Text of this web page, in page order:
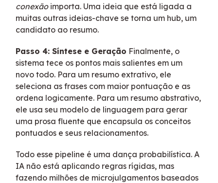
conexãoimporta. Uma ideia que está ligada a
muitas outras ideias-chave se torna um hub, um
candidato ao resumo.
Passo 4: Síntese e Geração Finalmente, o
sistema tece os pontos mais salientes em um
novo todo. Para um resumo extrativo, ele
seleciona as frases com maior pontuação e as
ordena logicamente. Para um resumo abstrativo,
ele usa seu modelo de linguagem para gerar
uma prosa fluente que encapsula os conceitos
pontuados e seus relacionamentos.
Todo esse pipeline é uma dança probabilística. A
IA não está aplicando regras rígidas, mas
fazendo milhões de microjulgamentos baseados